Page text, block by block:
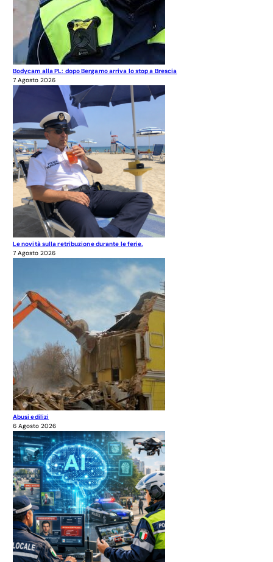
Bodycam alla PL: dopo Bergamo arriva lo stop a Brescia
7 Agosto 2026
Le novità sulla retribuzione durante le ferie.
7 Agosto 2026
Abusi edilizi
6 Agosto 2026